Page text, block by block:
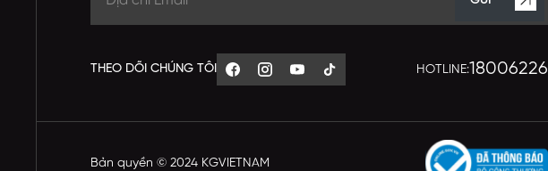
THEO DÕI CHÚNG TÔI HOTLINE:18006226
Bản quyền © 2024 KGVIETNAM